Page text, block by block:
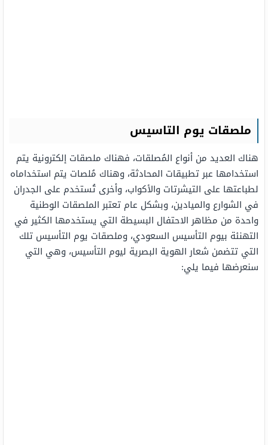
ملصقات يوم التاسيس
هناك العديد من أنواع المُصلقات، فهناك ملصقات إلكترونية يتم
استخدامها عبر تطبيقات المحادثة، وهناك مُلصات يتم استخداماه
لطباعتها على التيشرتات والأكواب، وأخرى تُستخدم على الجدران
في الشوارع والميادين، وبشكل عام تعتبر الملصقات الوطنية
واحدة من مظاهر الاحتفال البسيطة التي يستخدمها الكثير في
التهنئة بيوم التأسيس السعودي، وملصقات يوم التأسيس تلك
التي تتضمن شعار الهوية البصرية ليوم التأسيس، وهي التي
سنعرضها فيما يلي: